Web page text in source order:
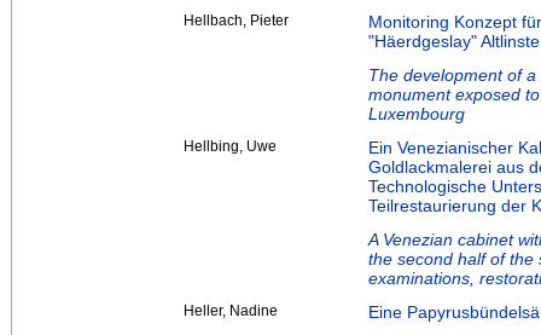
Hellbach, Pieter
Monitoring Konzept
"Häerdgeslay"
The development of
monument exposed
Luxembourg
Hellbing, Uwe
Ein Venezianischer
Goldlackmalerei aus
Technologische
Teilrestaurierung der
A Venezian cabinet
the second half of the
examinations,
Heller, Nadine Eine